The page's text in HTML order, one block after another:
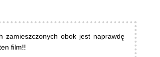
zamieszczonych obok jest naprawdę
film!!